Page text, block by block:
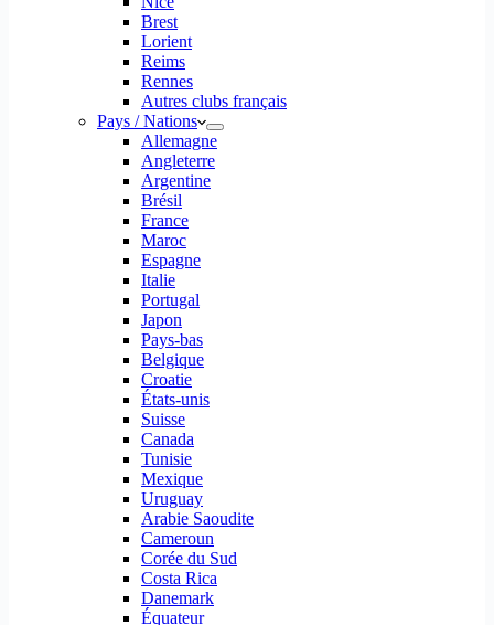
Brest
Lorient
Reims
Rennes
Autres clubs français
Pays / Nations
Allemagne
Angleterre
Argentine
Brésil
France
Maroc
Espagne
Italie
Portugal
Japon
Pays-bas
Belgique
Croatie
États-unis
Suisse
Canada
Tunisie
Mexique
Uruguay
Arabie Saoudite
Cameroun
Corée du Sud
Costa Rica
Danemark
Équateur